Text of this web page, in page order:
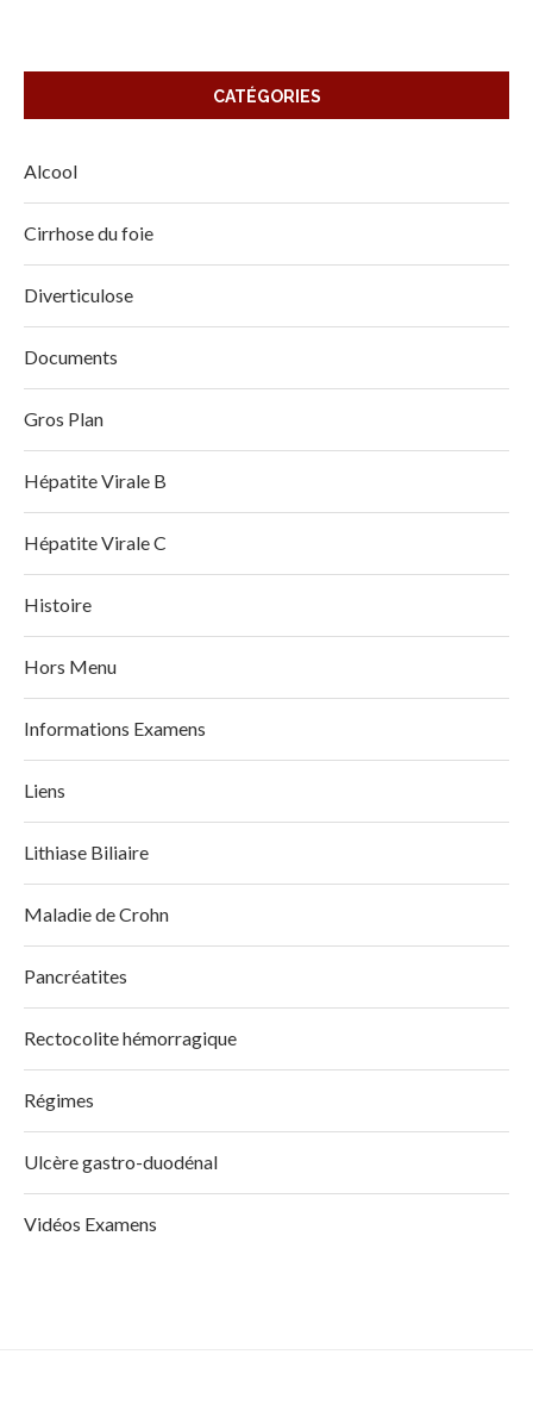
CATÉGORIES
Alcool
Cirrhose du foie
Diverticulose
Documents
Gros Plan
Hépatite Virale B
Hépatite Virale C
Histoire
Hors Menu
Informations Examens
Liens
Lithiase Biliaire
Maladie de Crohn
Pancréatites
Rectocolite hémorragique
Régimes
Ulcère gastro-duodénal
Vidéos Examens